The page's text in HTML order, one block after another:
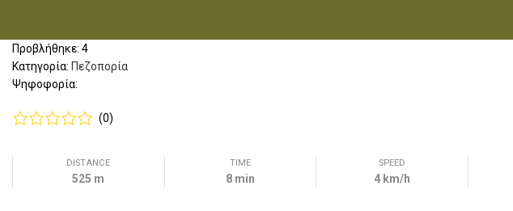
Προβλήθηκε: 4
Κατηγορία: Πεζοπορία
Ψηφοφορία:
(0)
DISTANCE
525 m
TIME
8 min
SPEED
4 km/h